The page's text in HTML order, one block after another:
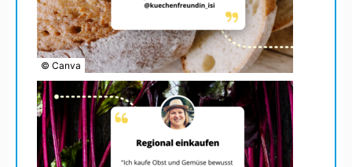
© Canva